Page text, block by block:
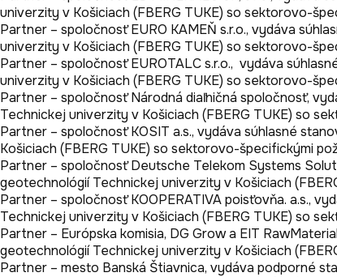
univerzity v Košiciach (FBERG TUKE) so sektorovo-
Partner – spoločnosť EURO KAMEŇ s.r.o., vydáva
univerzity v Košiciach (FBERG TUKE) so sektorovo-
Partner – spoločnosť EUROTALC s.r.o.,  vydáva
univerzity v Košiciach (FBERG TUKE) so sektorovo-
Partner – spoločnosť Národná diaľničná spoločnosť,
Technickej univerzity v Košiciach (FBERG TUKE) so
Partner – spoločnosť KOSIT a.s., vydáva súhlasné
Košiciach (FBERG TUKE) so sektorovo-špecifickými
Partner – spoločnosť Deutsche Telekom Systems
geotechnológií Technickej univerzity v Košiciach
Partner – spoločnosť KOOPERATIVA poisťovňa. a.s.,
Technickej univerzity v Košiciach (FBERG TUKE) so
Partner – Európska komisia, DG Grow a EIT
geotechnológií Technickej univerzity v Košiciach
Partner – mesto Banská Štiavnica, vydáva podporné